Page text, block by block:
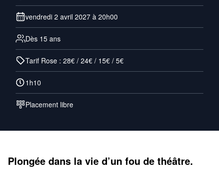
vendredi 2 avril 2027 à 20h00
Dès 15 ans
Tarif Rose : 28€ / 24€ / 15€ / 5€
1h10
Placement libre
Plongée dans la vie d’un fou de théâtre.